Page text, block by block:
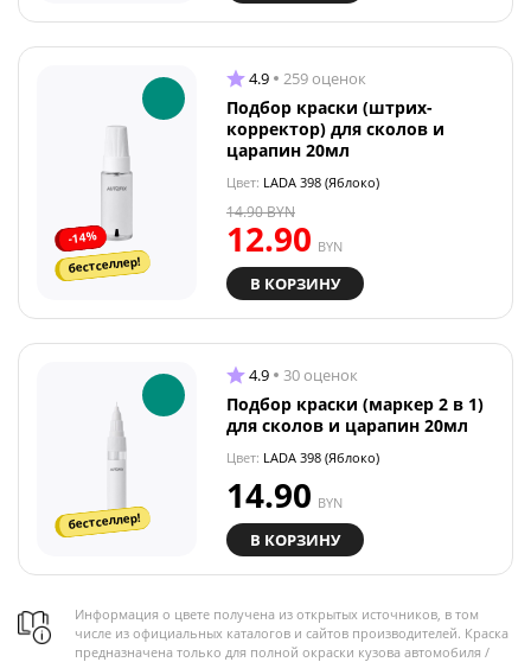
-14%
бестселлер!
4.9 259 оценок
Подбор краски (штрих-
корректор) для сколов и
царапин 20мл
Цвет: LADA 398 (Яблоко)
12.90 BYN
14.90BYN
В КОРЗИНУ
бестселлер!
4.9 30 оценок
Подбор краски (маркер 2 в 1)
для сколов и царапин 20мл
Цвет: LADA 398 (Яблоко)
14.90 BYN
В КОРЗИНУ
Информация о цвете получена из открытых источников, в том
числе из официальных каталогов и сайтов производителей. Краска
предназначена только для полной окраски кузова автомобиля /